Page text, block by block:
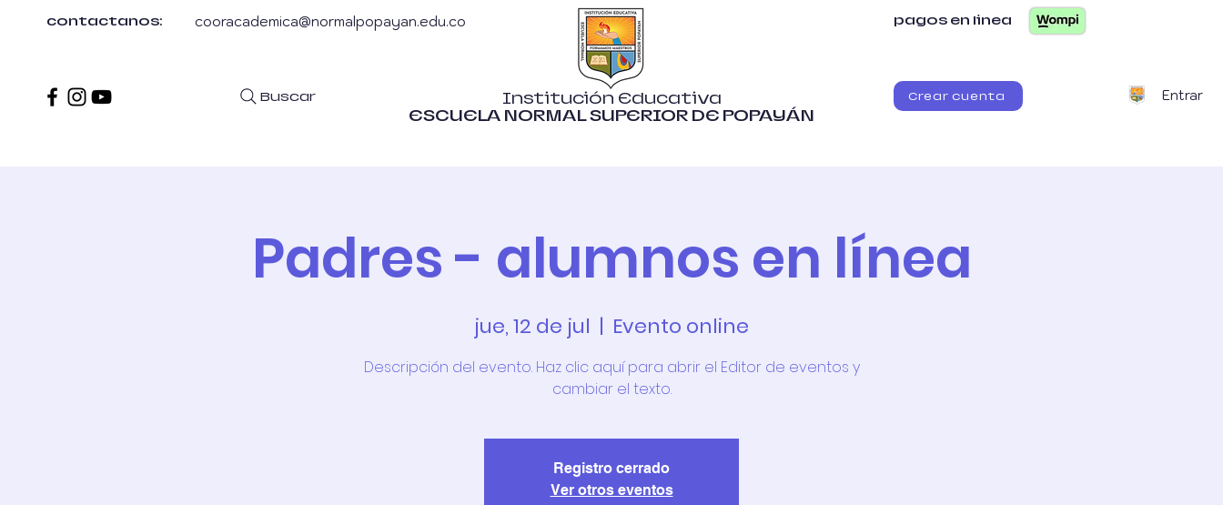
Institución Educativa
ESCUELA NORMAL SUPERIOR DE POPAYÁN
Crear cuenta Entrar
Buscar
contactanos: cooracademica@normalpopayan.edu.co pagos en linea
Padres - alumnos en línea
jue, 12 de jul
  |
Evento online
Descripción del evento. Haz clic aquí para abrir el Editor de eventos y
cambiar el texto.
Registro cerrado
Ver otros eventos